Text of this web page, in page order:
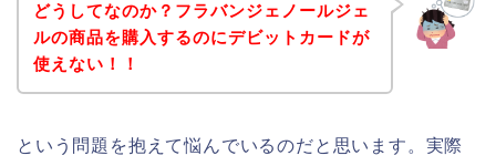
どうしてなのか？フラバンジェノールジェ
ルの商品を購入するのにデビットカードが
使えない！！
という問題を抱えて悩んでいるのだと思います。実際